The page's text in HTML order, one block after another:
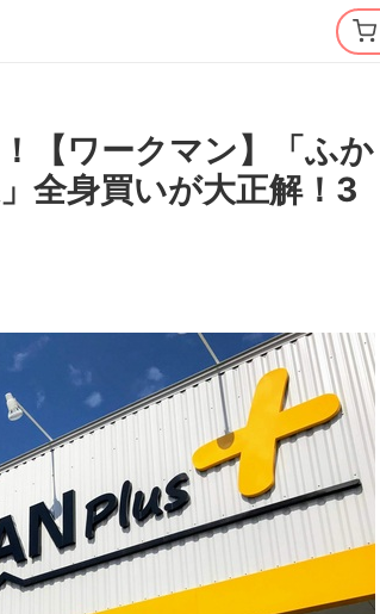
【ワークマン】「ふか
全身買いが大正解！3